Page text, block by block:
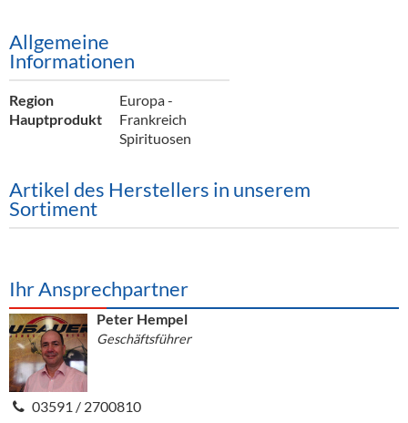
Barzubehör
Equipment
Verpackung
Hygieneartikel & Desinfektion
Allgemeine
Informationen
Region
Europa -
Frankreich
Hauptprodukt
Spirituosen
Artikel des Herstellers in unserem
Sortiment
Ihr Ansprechpartner
Peter Hempel
Geschäftsführer
03591 / 2700810